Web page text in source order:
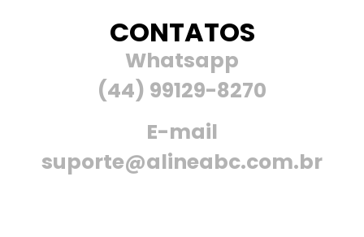
CONTATOS
Whatsapp
(44) 99129-8270
E-mail
suporte@alineabc.com.br